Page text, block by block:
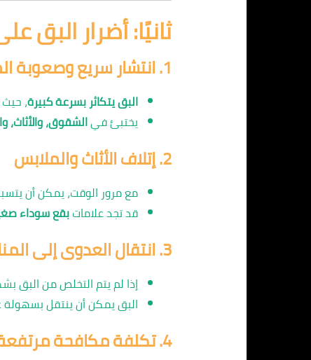
ثانيًا: أضرار البق
1. انتشار سريع وصعوبة
البق يتكاثر بسرعة كبيرة،
يختبئ فيالشقوق، والأثاث،
2. إتلاف الأثاث والملابس
مع مرور الوقت، يمكن أن
قد تجد علاماتبقع سوداء
3. انتقال العدوى إلى
إذا لم يتم التخلص من البق
البق يمكن أن ينتقل بسهولة
4. تكلفة مكافحة